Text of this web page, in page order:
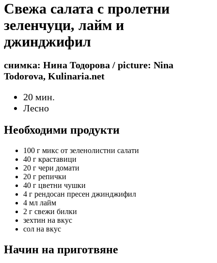
Свежа салата с пролетни
зеленчуци, лайм и
джинджифил
снимка: Нина Тодорова / picture: Nina
Todorova, Kulinaria.net
20 мин.
Лесно
Необходими продукти
100 г микс от зеленолистни салати
40 г краставици
20 г чери домати
20 г репички
40 г цветни чушки
4 г рендосан пресен джинджифил
4 мл лайм
2 г свежи билки
зехтин на вкус
сол на вкус
Начин на приготвяне